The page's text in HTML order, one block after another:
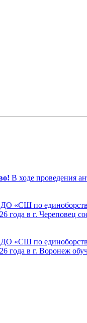
В ходе проведения
года в г. Череповец
года в г. Воронеж